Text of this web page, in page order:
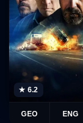
★ 6.2
GEO ENG